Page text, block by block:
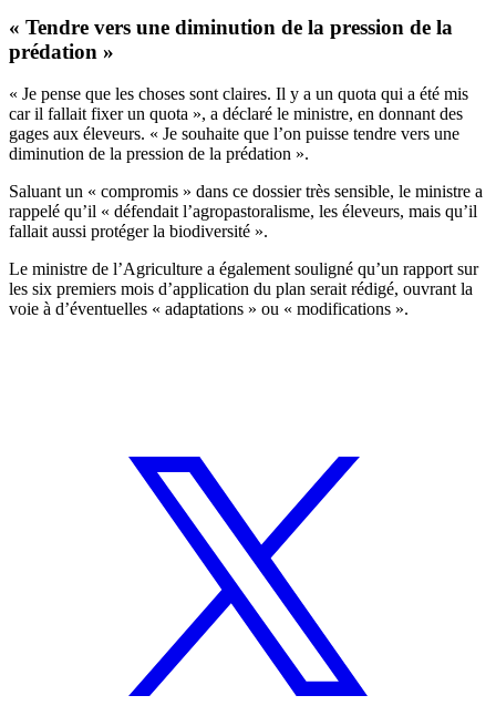
« Tendre vers une diminution de la pression de la
prédation »
« Je pense que les choses sont claires. Il y a un quota qui a été mis
car il fallait fixer un quota », a déclaré le ministre, en donnant des
gages aux éleveurs. « Je souhaite que l’on puisse tendre vers une
diminution de la pression de la prédation ».
Saluant un « compromis » dans ce dossier très sensible, le ministre a
rappelé qu’il « défendait l’agropastoralisme, les éleveurs, mais qu’il
fallait aussi protéger la biodiversité ».
Le ministre de l’Agriculture a également souligné qu’un rapport sur
les six premiers mois d’application du plan serait rédigé, ouvrant la
voie à d’éventuelles « adaptations » ou « modifications ».